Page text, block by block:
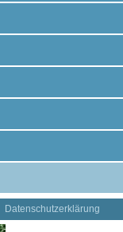
Datenschutzerklärung